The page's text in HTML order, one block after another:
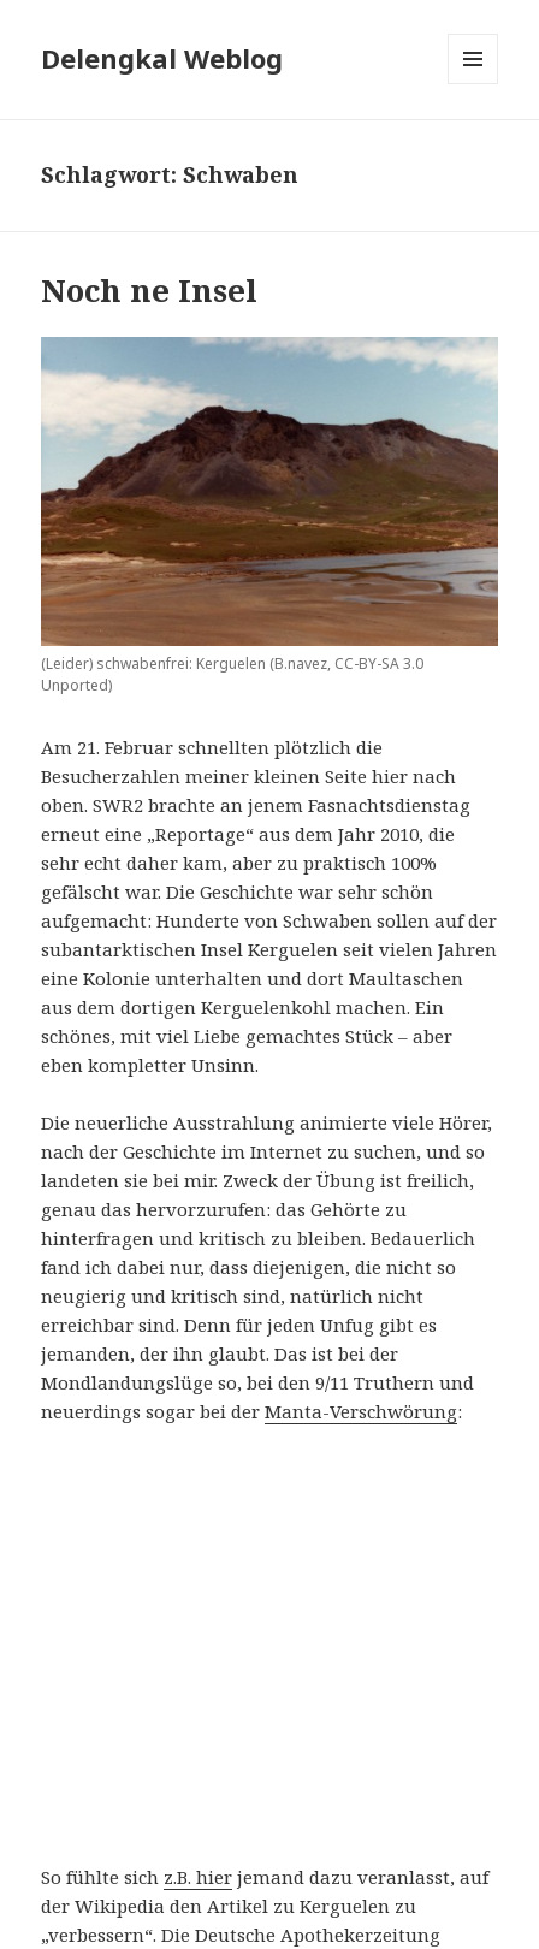
Delengkal Weblog
Schlagwort:Schwaben
Noch ne Insel
(Leider) schwabenfrei: Kerguelen (B.navez, CC-BY-SA 3.0
Unported)
Am 21. Februar schnellten plötzlich die
Besucherzahlen meiner kleinen Seite hier nach
oben. SWR2 brachte an jenem Fasnachtsdienstag
erneut eine „Reportage“ aus dem Jahr 2010, die
sehr echt daher kam, aber zu praktisch 100%
gefälscht war. Die Geschichte war sehr schön
aufgemacht: Hunderte von Schwaben sollen auf der
subantarktischen Insel Kerguelen seit vielen Jahren
eine Kolonie unterhalten und dort Maultaschen
aus dem dortigen Kerguelenkohl machen. Ein
schönes, mit viel Liebe gemachtes Stück – aber
eben kompletter Unsinn.
Die neuerliche Ausstrahlung animierte viele Hörer,
nach der Geschichte im Internet zu suchen, und so
landeten sie bei mir. Zweck der Übung ist freilich,
genau das hervorzurufen: das Gehörte zu
hinterfragen und kritisch zu bleiben. Bedauerlich
fand ich dabei nur, dass diejenigen, die nicht so
neugierig und kritisch sind, natürlich nicht
erreichbar sind. Denn für jeden Unfug gibt es
jemanden, der ihn glaubt. Das ist bei der
Mondlandungslüge so, bei den 9/11 Truthern und
neuerdings sogar bei derManta-Verschwörung:
So fühlte sich z.B. hier jemand dazu veranlasst, auf
der Wikipedia den Artikel zu Kerguelen zu
„verbessern“. Die Deutsche Apothekerzeitung